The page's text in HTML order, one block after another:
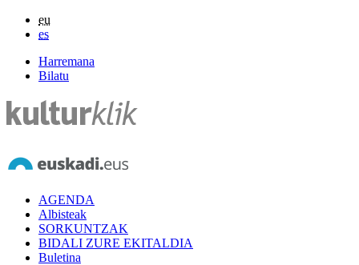
eu
es
Harremana
Bilatu
AGENDA
Albisteak
SORKUNTZAK
BIDALI ZURE EKITALDIA
Buletina